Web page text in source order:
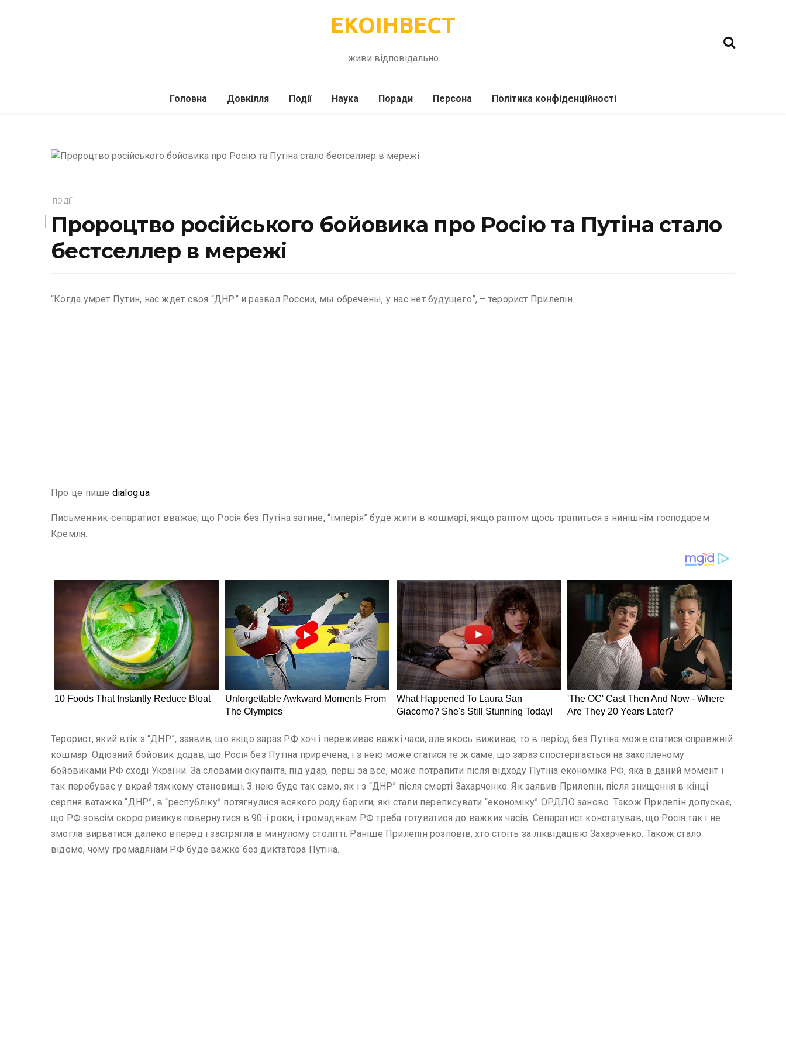
ЕКОІНВЕСТ
живи відповідально
Головна Довкілля
Подорожі
Події
Інше
Наука
Психологія
Поради
Здоров’я
Персона Політика конфіденційності
ПОДІЇ
Пророцтво російського бойовика про Росію та Путіна стало
бестселлер в мережі
“Когда умрет Путин, нас ждет своя “ДНР” и развал России, мы обречены, у нас нет будущего”, – терорист Прилепін.
Про це пише dialog.ua
Письменник-сепаратист вважає, що Росія без Путіна загине, “імперія” буде жити в кошмарі, якщо раптом щось трапиться з нинішнім господарем
Кремля.
Терорист, який втік з “ДНР”, заявив, що якщо зараз РФ хоч і переживає важкі часи, але якось виживає, то в період без Путіна може статися справжній
кошмар. Одіозний бойовик додав, що Росія без Путіна приречена, і з нею може статися те ж саме, що зараз спостерігається на захопленому
бойовиками РФ сході України. За словами окупанта, під удар, перш за все, може потрапити після відходу Путіна економіка РФ, яка в даний момент і
так перебуває у вкрай тяжкому становищі. З нею буде так само, як і з “ДНР” після смерті Захарченко. Як заявив Прилепін, після знищення в кінці
серпня ватажка “ДНР”, в “республіку” потягнулися всякого роду бариги, які стали переписувати “економіку” ОРДЛО заново. Також Прилепін допускає,
що РФ зовсім скоро ризикує повернутися в 90-і роки, і громадянам РФ треба готуватися до важких часів. Сепаратист констатував, що Росія так і не
змогла вирватися далеко вперед і застрягла в минулому столітті. Раніше Прилепін розповів, хто стоїть за ліквідацією Захарченко. Також стало
відомо, чому громадянам РФ буде важко без диктатора Путіна.